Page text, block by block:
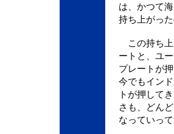
は、かつて
持ち上がっ
この持ち上
ートと、ユ
プレートが
今でもイン
トが押して
さも、どん
なっていっ